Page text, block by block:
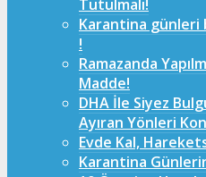
Tutulmalı!
Karantina günleri
!
Ramazanda
Madde!
DHA İle Siyez
Ayıran Yönleri
Evde Kal,
Karantina